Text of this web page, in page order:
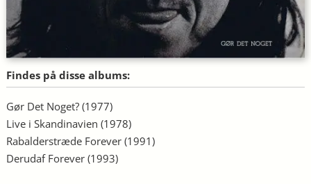
Findes på disse albums:
Gør Det Noget?(1977)
Live i Skandinavien (1978)
Rabalderstræde Forever(1991)
Derudaf Forever(1993)